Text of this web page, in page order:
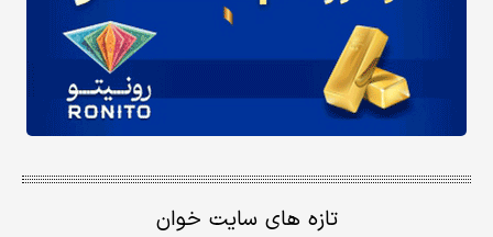
تازه های سایت خوان